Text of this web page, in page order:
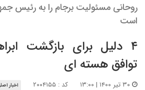
روحانی مسئولیت برجام را به رئیس
است
۴ دلیل برای بازگشت
توافق هسته ای
کد : ۲۰۰۴۱۵۵ اخبار